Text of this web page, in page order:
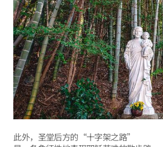
此外，圣堂后方的“十字架之路”